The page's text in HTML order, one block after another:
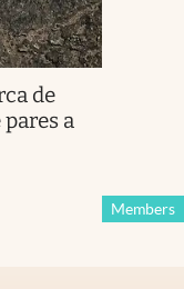
de
a
Members